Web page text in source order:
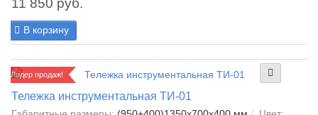
11 850 руб.
В корзину
Лидер продаж!
Тележка инструментальная ТИ-01